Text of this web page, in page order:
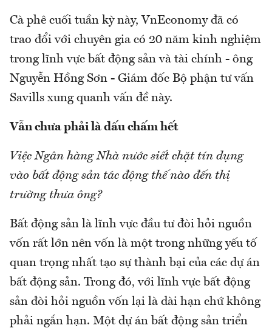
Cà phê cuối tuần kỳ này, VnEconomy đã có
trao đổi với chuyên gia có 20 năm kinh nghiệm
trong lĩnh vực bất động sản và tài chính - ông
Nguyễn Hồng Sơn - Giám đốc Bộ phận tư vấn
Savills xung quanh vấn đề này.
Vẫn chưa phải là dấu chấm hết
Việc Ngân hàng Nhà nước siết chặt tín dụng
vào bất động sản tác động thế nào đến thị
trường thưa ông?
Bất động sản là lĩnh vực đầu tư đòi hỏi nguồn
vốn rất lớn nên vốn là một trong những yếu tố
quan trọng nhất tạo sự thành bại của các dự án
bất động sản. Trong đó, với lĩnh vực bất động
sản đòi hỏi nguồn vốn lại là dài hạn chứ không
phải ngắn hạn. Một dự án bất động sản triển